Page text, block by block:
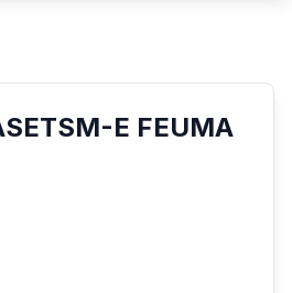
E FEUMA